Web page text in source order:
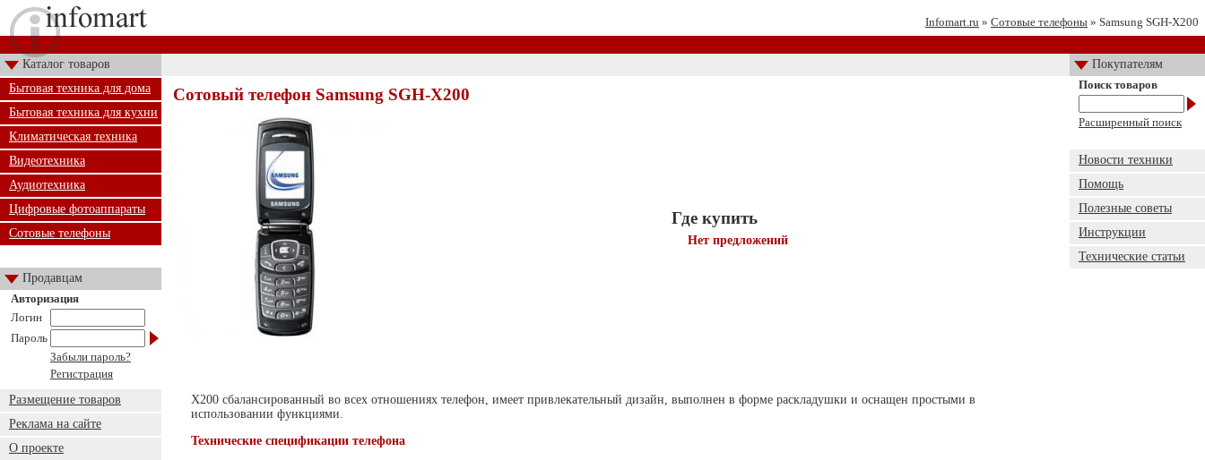
Infomart.ru » Сотовые телефоны » Samsung SGH-X200
Каталог товаров
Покупателям
Бытовая техника для дома
Бытовая техника для кухни
Климатическая техника
Видеотехника
Аудиотехника
Цифровые фотоаппараты
Сотовые телефоны
Продавцам
Авторизация
Логин
Пароль
Забыли пароль?
Регистрация
Размещение товаров
Реклама на сайте
О проекте
Сотовый телефон Samsung SGH-X200
Где купить
Нет предложений
X200 сбалансированный во всех отношениях телефон, имеет привлекательный дизайн, выполнен в форме раскладушки и оснащен простыми в
использовании функциями.
Технические спецификации телефона
Поиск товаров
Расширенный поиск
Новости техники
Помощь
Полезные советы
Инструкции
Технические статьи